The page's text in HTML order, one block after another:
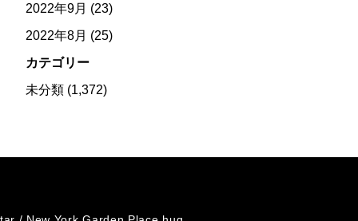
2022年9月 (23)
2022年8月 (25)
カテゴリー
未分類(1,372)